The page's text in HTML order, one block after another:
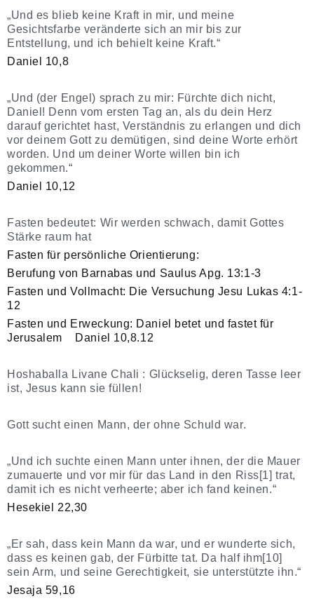
„Und es blieb keine Kraft in mir, und meine
Gesichtsfarbe veränderte sich an mir bis zur
Entstellung, und ich behielt keine Kraft.“
Daniel 10,8
„Und (der Engel) sprach zu mir: Fürchte dich nicht,
Daniel! Denn vom ersten Tag an, als du dein Herz
darauf gerichtet hast, Verständnis zu erlangen und dich
vor deinem Gott zu demütigen, sind deine Worte erhört
worden. Und um deiner Worte willen bin ich
gekommen.“
Daniel 10,12
Fasten bedeutet: Wir werden schwach, damit Gottes
Stärke raum hat
Fasten für persönliche Orientierung:
Berufung von Barnabas und Saulus Apg. 13:1-3
Fasten und Vollmacht: Die Versuchung Jesu Lukas 4:1-
12
Fasten und Erweckung: Daniel betet und fastet für
Jerusalem Daniel 10,8.12
Hoshaballa Livane Chali : Glückselig, deren Tasse leer
ist, Jesus kann sie füllen!
Gott sucht einen Mann, der ohne Schuld war.
„Und ich suchte einen Mann unter ihnen, der die Mauer
zumauerte und vor mir für das Land in den Riss[1] trat,
damit ich es nicht verheerte; aber ich fand keinen.“
Hesekiel 22,30
„Er sah, dass kein Mann da war, und er wunderte sich,
dass es keinen gab, der Fürbitte tat. Da half ihm[10]
sein Arm, und seine Gerechtigkeit, sie unterstützte ihn.“
Jesaja 59,16